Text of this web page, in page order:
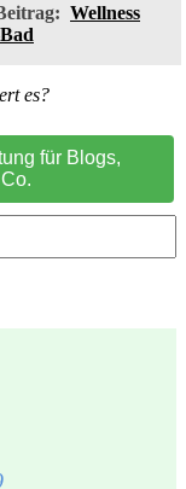
Wellness
es?
für Blogs,